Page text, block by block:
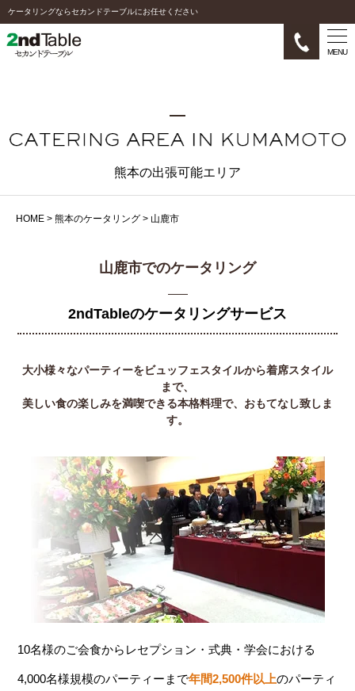
ケータリングならセカンドテーブルにお任せください
MENU
熊本の出張可能エリア
HOME > 熊本のケータリング > 山鹿市
山鹿市でのケータリング
2ndTableのケータリングサービス
大小様々なパーティーをビュッフェスタイルから着席スタイル
まで、
美しい食の楽しみを満喫できる本格料理で、おもてなし致しま
す。
10名様のご会食からレセプション・式典・学会における
4,000名様規模のパーティーまで年間2,500件以上のパーティ